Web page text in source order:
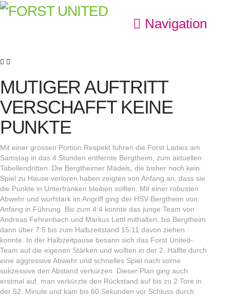
Navigation
MUTIGER AUFTRITT
VERSCHAFFT KEINE
PUNKTE
Mit einer grossen Portion Respekt fuhren die Forst Ladies am
Samstag in das 4 Stunden entfernte Bergtheim, zum aktuellen
Tabellendritten. Die Bergtheimer Mädels, die bisher noch kein
Spiel zu Hause verloren haben zeigten von Anfang an, dass sie
die Punkte in Unterfranken bleiben sollten. Mit einer robusten
Abwehr und wurfstark im Angriff ging der HSV Bergtheim von
Anfang in Führung. Bis zum 4:4 konnte das junge Team von
Andreas Fehrenbach und Markus Lettl mithalten, bis Bergtheim
dann über 7:5 bis zum Halbzeitstand 15:11 davon ziehen
konnte. In der Halbzeitpause besann sich das Forst United-
Team auf die eigenen Stärken und wollten in der 2. Hälfte durch
eine aggressive Abwehr und schnelles Spiel nach vorne
sukzessive den Abstand verkürzen. Dieser Plan ging auch
erstmal auf, man verkürzte den Rückstand auf bis zu 2 Tore in
der 52. Minute und kam bis 60 Sekunden vor Schluss durch